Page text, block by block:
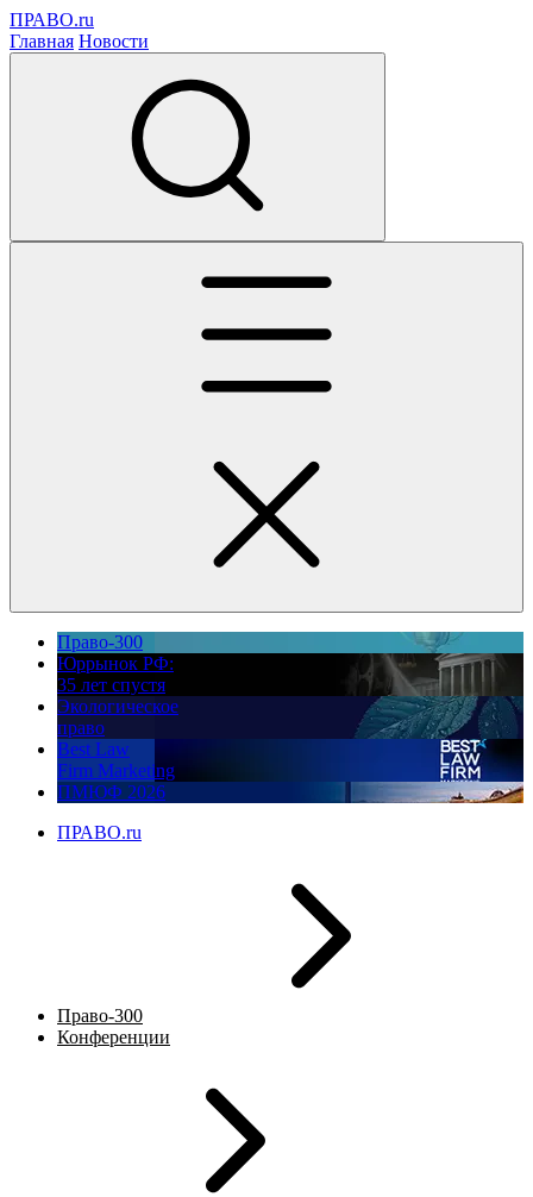
ПРАВО.ru
Главная Новости
Право-300
Юррынок РФ:
35 лет спустя
Экологическое
право
Best Law
Firm Marketing
ПМЮФ 2026
ПРАВО.ru
Право-300
Конференции